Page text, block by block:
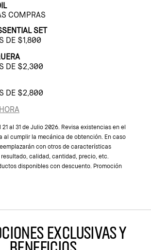
COMPRAS
SET
DE $1,800
DE $2,300
DE $2,800
al 31 de Julio 2026. Revisa existencias en el
al cumplir la mecánica de obtención. En caso
con otros de características
calidad, cantidad, precio, etc.
disponibles con descuento. Promoción
EXCLUSIVAS Y